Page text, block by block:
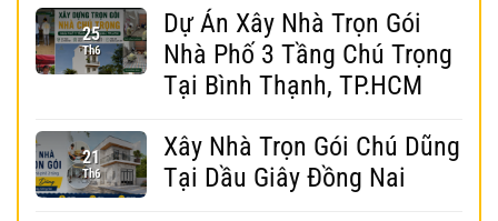
25
Th6
Dự Án Xây Nhà Trọn Gói
Nhà Phố 3 Tầng Chú Trọng
Tại Bình Thạnh, TP.HCM
21
Th6
Xây Nhà Trọn Gói Chú Dũng
Tại Dầu Giây Đồng Nai